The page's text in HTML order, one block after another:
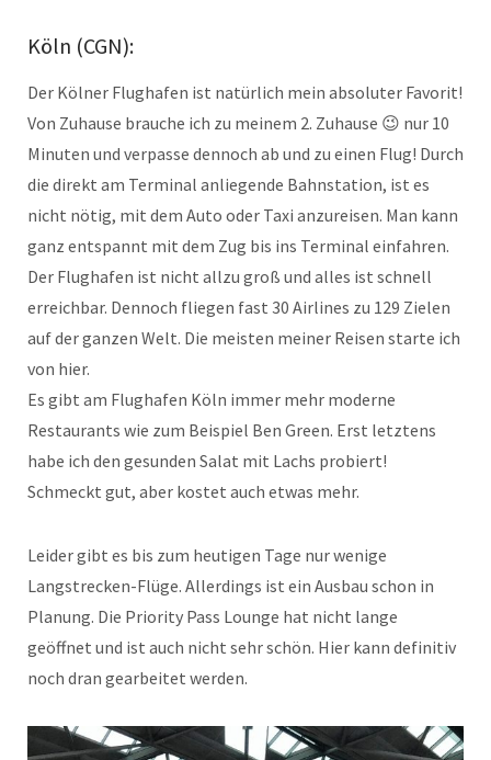
Köln (CGN):
Der Kölner Flughafen ist natürlich mein absoluter Favorit!
Von Zuhause brauche ich zu meinem 2. Zuhause 😉 nur 10
Minuten und verpasse dennoch ab und zu einen Flug! Durch
die direkt am Terminal anliegende Bahnstation, ist es
nicht nötig, mit dem Auto oder Taxi anzureisen. Man kann
ganz entspannt mit dem Zug bis ins Terminal einfahren.
Der Flughafen ist nicht allzu groß und alles ist schnell
erreichbar. Dennoch fliegen fast 30 Airlines zu 129 Zielen
auf der ganzen Welt. Die meisten meiner Reisen starte ich
von hier.
Es gibt am Flughafen Köln immer mehr moderne
Restaurants wie zum Beispiel Ben Green. Erst letztens
habe ich den gesunden Salat mit Lachs probiert!
Schmeckt gut, aber kostet auch etwas mehr.
Leider gibt es bis zum heutigen Tage nur wenige
Langstrecken-Flüge. Allerdings ist ein Ausbau schon in
Planung. Die Priority Pass Lounge hat nicht lange
geöffnet und ist auch nicht sehr schön. Hier kann definitiv
noch dran gearbeitet werden.